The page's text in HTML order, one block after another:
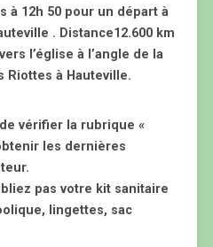
à 12h 50 pour un départ à
. Distance12.600 km
l’église à l’angle de la
Riottes à Hauteville.
vérifier la rubrique «
les dernières
pas votre kit sanitaire
lingettes, sac